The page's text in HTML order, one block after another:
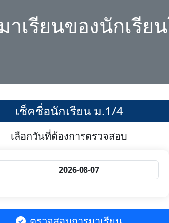
าเรียนของนักเรีย
เช็คชื่อนักเรียน ม.1/4
เลือกวันที่ต้องการตรวจสอบ